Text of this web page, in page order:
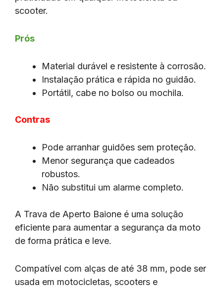
scooter.
Prós
Material durável e resistente à corrosão.
Instalação prática e rápida no guidão.
Portátil, cabe no bolso ou mochila.
Contras
Pode arranhar guidões sem proteção.
Menor segurança que cadeados
robustos.
Não substitui um alarme completo.
A Trava de Aperto Baione é uma solução
eficiente para aumentar a segurança da moto
de forma prática e leve.
Compatível com alças de até 38 mm, pode ser
usada em motocicletas, scooters e